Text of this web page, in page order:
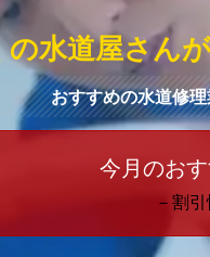
の水道屋さん
おすすめの水道修
今月のお
－割